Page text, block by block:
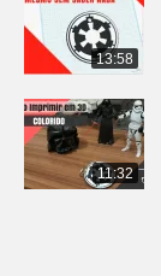
13:58
11:32